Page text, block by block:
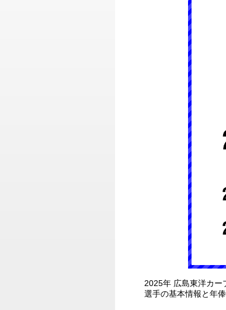
2025年 広島東洋カー
選手の基本情報と年